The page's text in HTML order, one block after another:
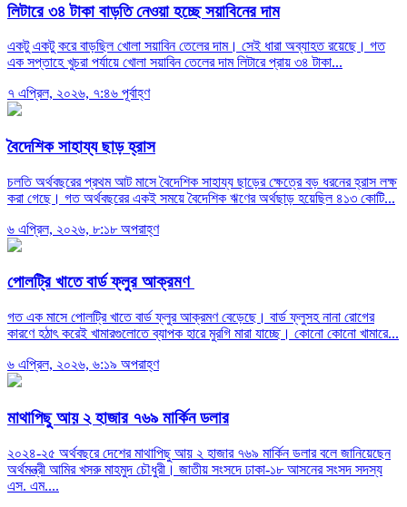
লিটারে ৩৪ টাকা বাড়তি নেওয়া হচ্ছে সয়াবিনের দাম
একটু একটু করে বাড়ছিল খোলা সয়াবিন তেলের দাম। সেই ধারা অব্যাহত রয়েছে। গত
এক সপ্তাহে খুচরা পর্যায়ে খোলা সয়াবিন তেলের দাম লিটারে প্রায় ৩৪ টাকা...
৭ এপ্রিল, ২০২৬, ৭:৪৬ পূর্বাহ্ণ
বৈদেশিক সাহায্য ছাড় হ্রাস
চলতি অর্থবছরের প্রথম আট মাসে বৈদেশিক সাহায্য ছাড়ের ক্ষেত্রে বড় ধরনের হ্রাস লক্ষ
করা গেছে। গত অর্থবছরের একই সময়ে বৈদেশিক ঋণের অর্থছাড় হয়েছিল ৪১৩ কোটি...
৬ এপ্রিল, ২০২৬, ৮:১৮ অপরাহ্ণ
পোলট্রি খাতে বার্ড ফ্লুর আক্রমণ
গত এক মাসে পোলট্রি খাতে বার্ড ফ্লুর আক্রমণ বেড়েছে। বার্ড ফ্লুসহ নানা রোগের
কারণে হঠাৎ করেই খামারগুলোতে ব্যাপক হারে মুরগি মারা যাচ্ছে। কোনো কোনো খামারে...
৬ এপ্রিল, ২০২৬, ৬:১৯ অপরাহ্ণ
মাথাপিছু আয় ২ হাজার ৭৬৯ মার্কিন ডলার
২০২৪-২৫ অর্থবছরে দেশের মাথাপিছু আয় ২ হাজার ৭৬৯ মার্কিন ডলার বলে জানিয়েছেন
অর্থমন্ত্রী আমির খসরু মাহমুদ চৌধুরী। জাতীয় সংসদে ঢাকা-১৮ আসনের সংসদ সদস্য
এস. এম....